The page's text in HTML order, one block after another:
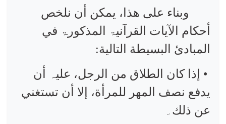
وبناء علی ھذا، یمکن أن نلخص
أحکام الآیات القرآنیۃ المذکورۃ في
المبادئ البسيطة التالية:
• إذا كان الطلاق من الرجل، علیہ أن
یدفع نصف المهر للمرأة، إلا أن تستغني
عن ذلك۔